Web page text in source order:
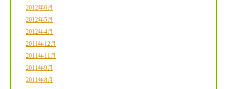
2012年6月
2012年5月
2012年4月
2011年12月
2011年11月
2011年9月
2011年8月